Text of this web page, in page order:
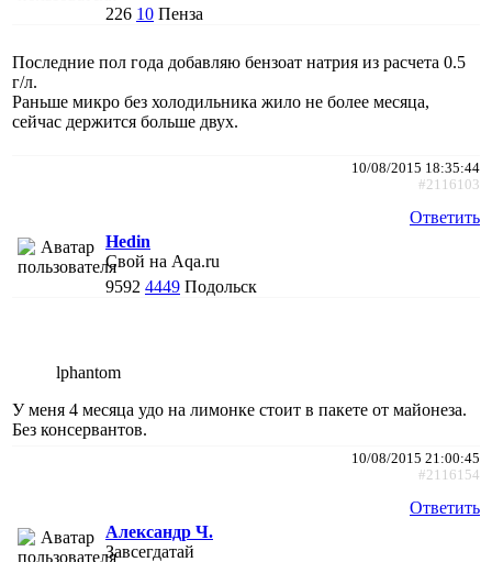
226 10 Пенза
Последние пол года добавляю бензоат натрия из расчета 0.5
г/л.
Раньше микро без холодильника жило не более месяца,
сейчас держится больше двух.
10/08/2015 18:35:44
#2116103
Ответить
Hedin
Свой на Aqa.ru
9592 4449 Подольск
lphantom
У меня 4 месяца удо на лимонке стоит в пакете от майонеза.
Без консервантов.
10/08/2015 21:00:45
#2116154
Ответить
Александр Ч.
Завсегдатай